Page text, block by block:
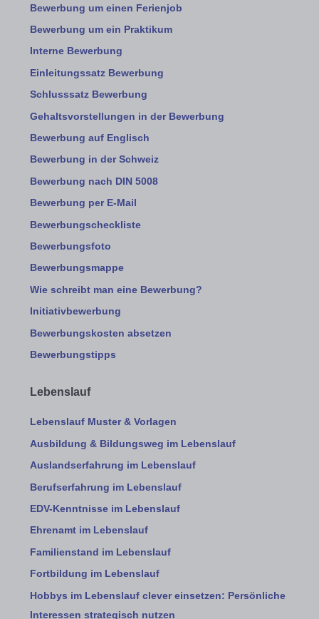
Bewerbung um einen Ferienjob
Bewerbung um ein Praktikum
Interne Bewerbung
Einleitungssatz Bewerbung
Schlusssatz Bewerbung
Gehaltsvorstellungen in der Bewerbung
Bewerbung auf Englisch
Bewerbung in der Schweiz
Bewerbung nach DIN 5008
Bewerbung per E-Mail
Bewerbungscheckliste
Bewerbungsfoto
Bewerbungsmappe
Wie schreibt man eine Bewerbung?
Initiativbewerbung
Bewerbungskosten absetzen
Bewerbungstipps
Lebenslauf
Lebenslauf Muster & Vorlagen
Ausbildung & Bildungsweg im Lebenslauf
Auslandserfahrung im Lebenslauf
Berufserfahrung im Lebenslauf
EDV-Kenntnisse im Lebenslauf
Ehrenamt im Lebenslauf
Familienstand im Lebenslauf
Fortbildung im Lebenslauf
Hobbys im Lebenslauf clever einsetzen: Persönliche
Interessen strategisch nutzen